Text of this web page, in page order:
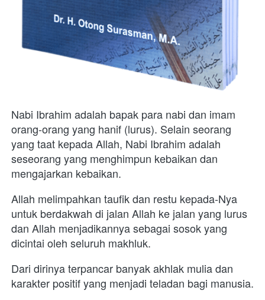
Nabi Ibrahim adalah bapak para nabi dan imam
orang-orang yang hanif (lurus). Selain seorang
yang taat kepada Allah, Nabi Ibrahim adalah
seseorang yang menghimpun kebaikan dan
mengajarkan kebaikan.
Allah melimpahkan taufik dan restu kepada-Nya
untuk berdakwah di jalan Allah ke jalan yang lurus
dan Allah menjadikannya sebagai sosok yang
dicintai oleh seluruh makhluk.
Dari dirinya terpancar banyak akhlak mulia dan
karakter positif yang menjadi teladan bagi manusia.